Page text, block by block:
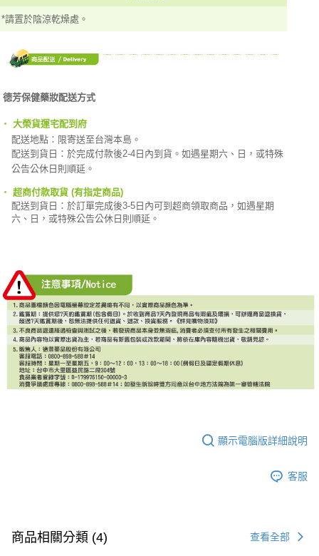
*請置於陰涼乾燥處。
德芳保健藥妝配送方式
‧ 大榮貨運宅配到府
配送地點：限寄送至台灣本島。
配送到貨日：於完成付款後2-4日內到貨。如遇星期六、日，或特殊
公告公休日則順延。
‧ 超商付款取貨 (有指定商品)
配送到貨日：於訂單完成後3-5日內可到超商領取商品，如遇星期
六、日，或特殊公告公休日則順延。
顯示電腦版詳細說明
客服
商品相關分類 (4) 查看全部